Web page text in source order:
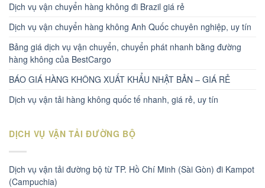
Dịch vụ vận chuyển hàng không đi Brazil giá rẻ
Dịch vụ vận chuyển hàng không Anh Quốc chuyên nghiệp, uy tín
Bảng giá dịch vụ vận chuyển, chuyển phát nhanh bằng đường
hàng không của BestCargo
BÁO GIÁ HÀNG KHÔNG XUẤT KHẨU NHẬT BẢN – GIÁ RẺ
Dịch vụ vận tải hàng không quốc tế nhanh, giá rẻ, uy tín
DỊCH VỤ VẬN TẢI ĐƯỜNG BỘ
Dịch vụ vận tải đường bộ từ TP. Hồ Chí Minh (Sài Gòn) đi Kampot
(Campuchia)